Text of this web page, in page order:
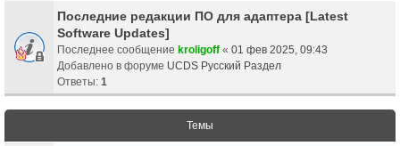
Последние редакции ПО для адаптера [Latest
Software Updates]
Последнее сообщение kroligoff « 01 фев 2025, 09:43
Добавлено в форуме UCDS Русский Раздел
Ответы: 1
Темы